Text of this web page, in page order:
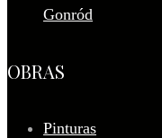
Gonród
OBRAS
Pinturas